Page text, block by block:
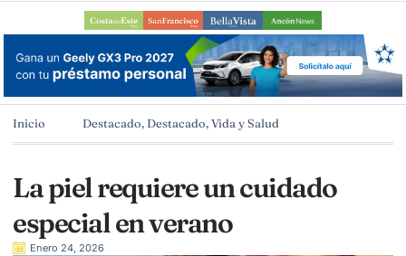
Inicio Destacado, Destacado,Vida y Salud
La piel requiere un cuidado
especial en verano
Enero 24, 2026